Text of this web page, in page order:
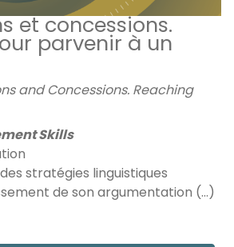
et concessions.
parvenir à un
and Concessions. Reaching
Skills
stratégies linguistiques
de son argumentation (...)